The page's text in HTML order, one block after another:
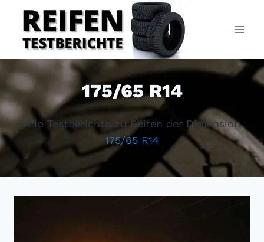
Inhalt
springen
175/65 R14
Alle Testberichte zu Reifen der Dimension
175/65 R14